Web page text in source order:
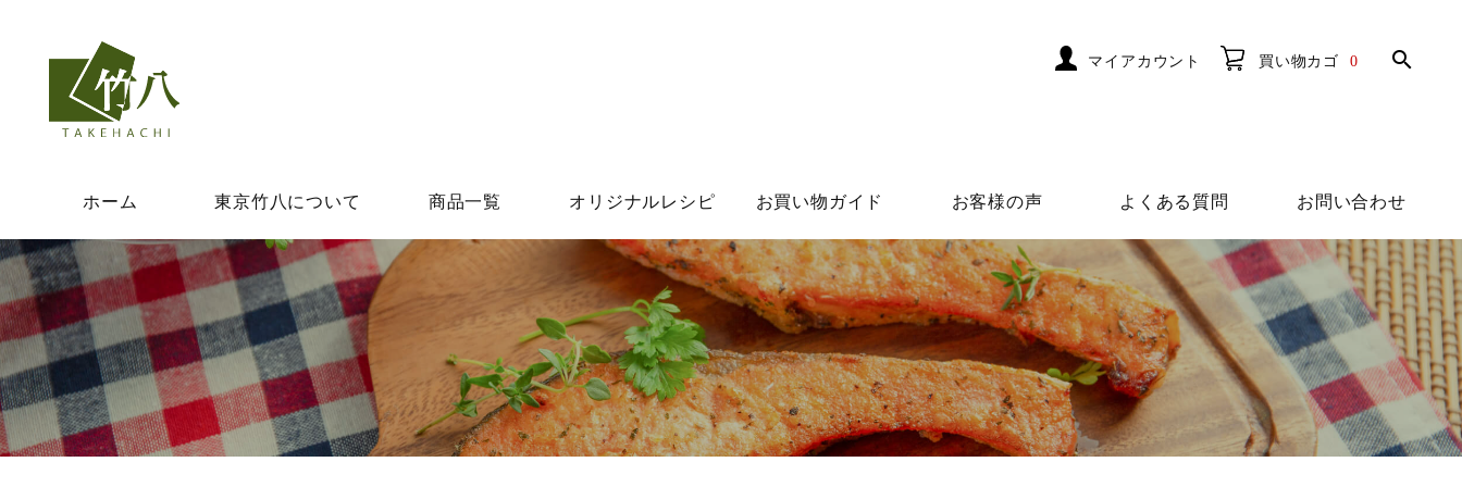
マイアカウント 買い物カゴ 0 search
ホーム 東京竹八について 商品一覧 オリジナルレシピ お買い物ガイド お客様の声 よくある質問 お問い合わせ